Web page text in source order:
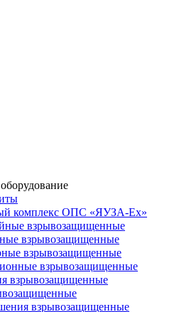
комплекс ОПС «ЯУЗА-Ех»
взрывозащищенные
взрывозащищенные
взрывозащищенные
взрывозащищенные
взрывозащищенные
взрывозащищенные